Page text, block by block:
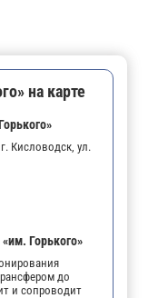
на карте
Кисловодск, ул.
Горького»
до
и сопроводит